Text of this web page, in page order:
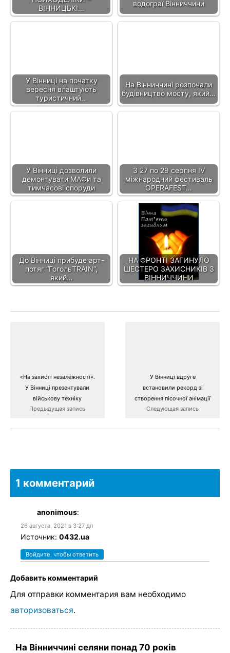
ВІННИЦЬКІ…
водограї Вінниччини
У Вінниці на початку
вересня влаштують
туристичний…
На Вінниччині розпочали
будівництво мосту, який…
У Вінниці дозволили
демонтувати МАФи та
тимчасові споруди
З 27 по 29 серпня IV
міжнародний фестиваль
OPERAFEST…
До Вінниці прибуде арт-
потяг “ГогольTRAIN”,
який…
НА ФРОНТІ ЗАГИНУЛО
ШЕСТЕРО ЗАХИСНИКІВ З
ВІННИЧЧИНИ
«На захисті незалежності».
У Вінниці презентували
військову техніку
Предыдущая запись
У Вінниці вдруге
встановили рекорд зі
створення пісочної анімації
Следующая запись
1 комментарий
anonimous:
26 августа, 2021 в 3:27 дп
Источник: 0432.ua
Войдите, чтобы ответить
Добавить комментарий
Для отправки комментария вам необходимо
авторизоваться.
На Вінниччині селяни понад 70 років